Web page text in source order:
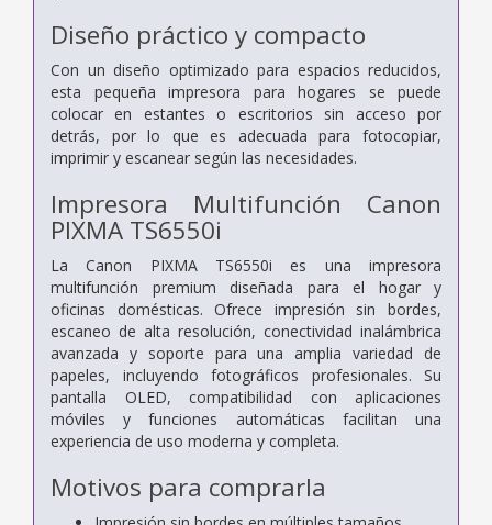
Diseño práctico y compacto
Con un diseño optimizado para espacios reducidos,
esta pequeña impresora para hogares se puede
colocar en estantes o escritorios sin acceso por
detrás, por lo que es adecuada para fotocopiar,
imprimir y escanear según las necesidades.
Impresora Multifunción Canon
PIXMA TS6550i
La Canon PIXMA TS6550i es una impresora
multifunción premium diseñada para el hogar y
oficinas domésticas. Ofrece impresión sin bordes,
escaneo de alta resolución, conectividad inalámbrica
avanzada y soporte para una amplia variedad de
papeles, incluyendo fotográficos profesionales. Su
pantalla OLED, compatibilidad con aplicaciones
móviles y funciones automáticas facilitan una
experiencia de uso moderna y completa.
Motivos para comprarla